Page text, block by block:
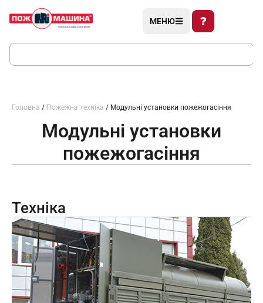
МЕНЮ
Головна / Пожежна техніка / Модульні установки пожежогасіння
Модульні установки
пожежогасіння
Техніка